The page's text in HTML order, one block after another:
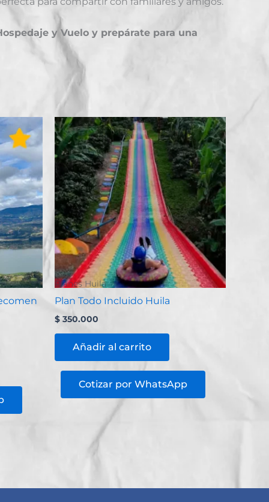
y Vuelo y prepárate para una
Planes Huila
Plan Todo Incluido Huila
$ 350.000
Añadir al carrito
Cotizar por WhatsApp